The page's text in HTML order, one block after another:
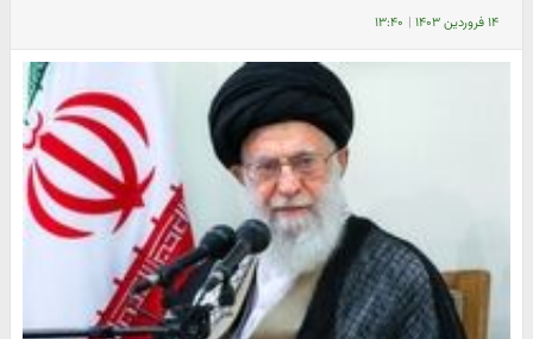
۱۴ فروردین ۱۴۰۳ | ۱۳:۴۰